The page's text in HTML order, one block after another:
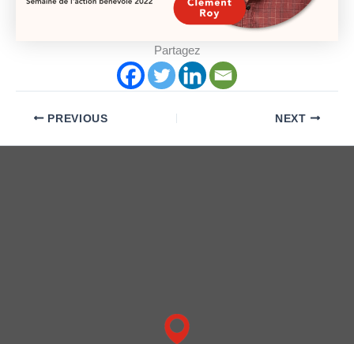
Partagez
PREVIOUS NEXT